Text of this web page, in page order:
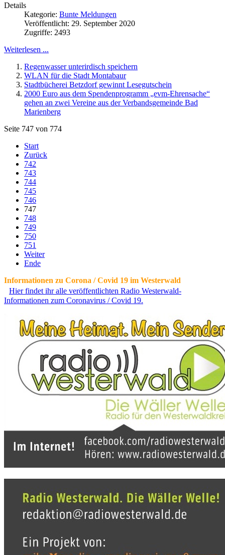
Details
Kategorie: Bunte Meldungen
Veröffentlicht: 29. September 2020
Zugriffe: 2493
Weiterlesen ...
Regenwasser unterirdisch speichern
WLAN für die Stadt Montabaur
Stadtbücherei Betzdorf gewinnt Lesegutschein
2000 Euro aus dem Spendenprogramm „evm-Ehrensache“
gehen an zwei Vereine aus der Verbandsgemeinde Bad
Marienberg
Seite 747 von 774
Start
Zurück
742
743
744
745
746
747
748
749
750
751
Weiter
Ende
Informationen zu Corona / Covid 19 im Westerwald
Hier findet ihr alle veröffentlichten Radio Westerwald-
Informationen zum Coronavirus / Covid 19.